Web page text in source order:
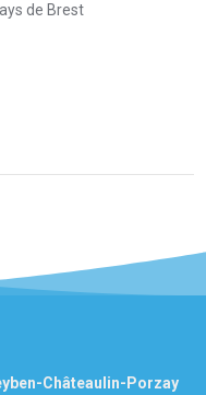
de Brest
Châteaulin-Porzay